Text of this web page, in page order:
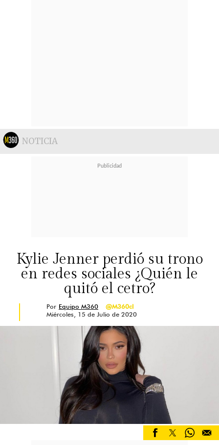
NOTICIA
Kylie Jenner perdió su trono
en redes sociales ¿Quién le
quitó el cetro?
Por Equipo M360
@M360cl
Miércoles, 15 de Julio de 2020